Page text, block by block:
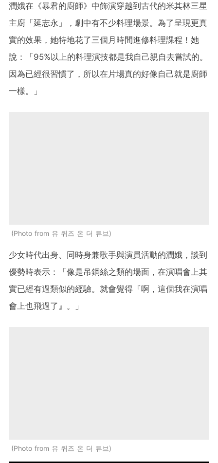
潤娥在《暴君的廚師》中飾演穿越到古代的米其林三星
主廚「延志永」，劇中有不少料理場景。為了呈現更真
實的效果，她特地花了三個月時間進修料理課程！她
說：「95%以上的料理演技都是我自己親自去嘗試的。
因為已經很習慣了，所以在片場真的好像自己就是廚師
一樣。」
Photo from 유 퀴즈 온 더 튜브
少女時代出身、同時身兼歌手與演員活動的潤娥，談到
優勢時表示：「像是吊鋼絲之類的場面，在演唱會上其
實已經有過類似的經驗。就會覺得『啊，這個我在演唱
會上也飛過了』。」
Photo from 유 퀴즈 온 더 튜브